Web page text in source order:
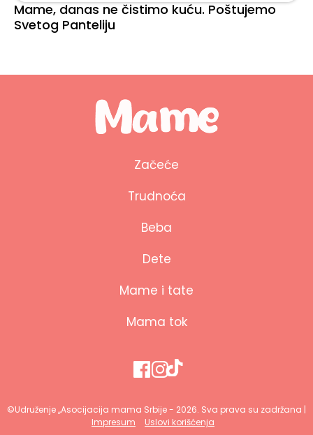
Mame, danas ne čistimo kuću. Poštujemo
Svetog Panteliju
Začeće
Trudnoća
Beba
Dete
Mame i tate
Mama tok
©Udruženje ,,Asocijacija mama Srbije - 2026. Sva prava su zadržana |
Impresum
Uslovi korišćenja